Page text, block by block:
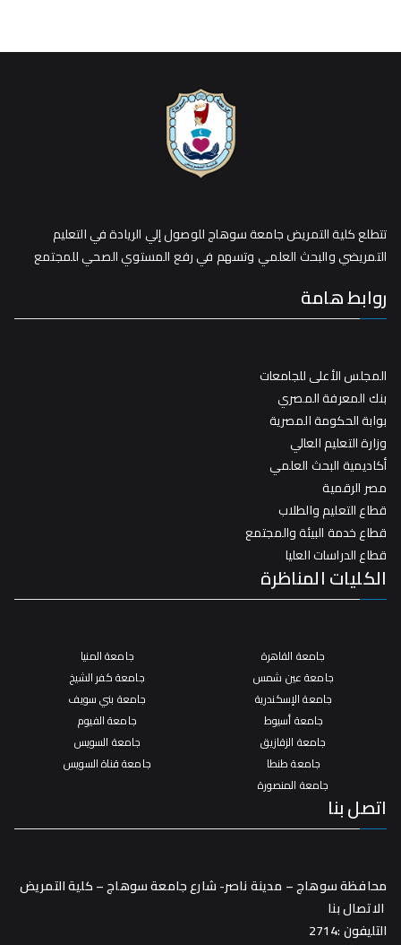
تتطلع كلية التمريض جامعة سوهاج للوصول إلي الريادة في التعليم
التمريضي والبحث العلمي وتسهم في رفع المستوي الصحي للمجتمع
روابط هامة
المجلس الأعلى للجامعات
بنك المعرفة المصري
بوابة الحكومة المصرية
وزارة التعليم العالي
أكاديمية البحث العلمي
مصر الرقمية
قطاع التعليم والطلاب
قطاع خدمة البيئة والمجتمع
قطاع الدراسات العليا
الكليات المناظرة
جامعة القاهرة
جامعة عين شمس
جامعة الإسكندرية
جامعة أسيوط
جامعة الزقازيق
جامعة طنطا
جامعة المنصورة
جامعة المنيا
جامعة كفر الشيخ
جامعة بني سويف
جامعة الفيوم
جامعة السويس
جامعة قناة السويس
اتصل بنا
محافظة سوهاج – مدينة ناصر- شارع جامعة سوهاج – كلية التمريض
الاتصال بنا
التليفون :2714